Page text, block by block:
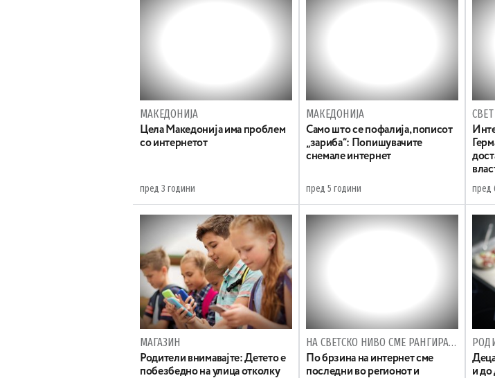
МАКЕДОНИЈА
Цела Македонија има проблем
со интернетот
пред 3 години
МАКЕДОНИЈА
Само што се пофалија, пописот
„зариба“: Попишувачите
снемале интернет
пред 5 години
СВЕТ
пред
МАГАЗИН
Родители внимавајте: Детето е
побезбедно на улица отколку
НА СВЕТСКО НИВО СМЕ РАНГИРАНИ НА 78 ТО МЕСТО
По брзина на интернет сме
последни во регионот и
и до